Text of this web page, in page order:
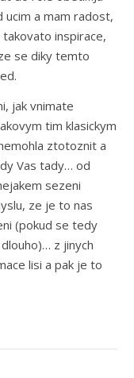
a mam radost,
inspirace,
se diky temto
jak vnimate
tim klasickym
ztotoznit a
Vas tady… od
sezeni
ze je to nas
(pokud se tedy
z jinych
lisi a pak je to